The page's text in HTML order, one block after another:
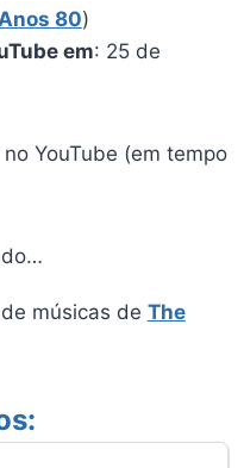
80)
em: 25 de
no YouTube (em tempo
músicas de The